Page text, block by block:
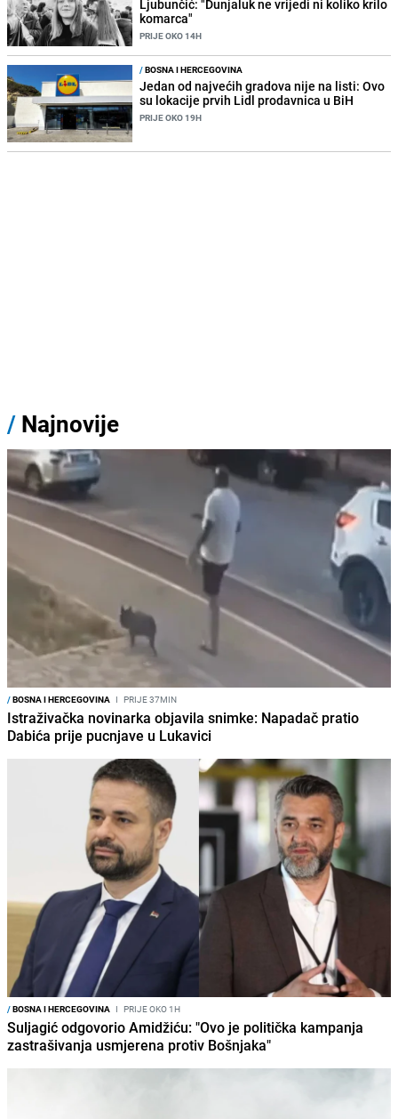
Ljubunčić: "Dunjaluk ne vrijedi ni koliko krilo
komarca"
PRIJE OKO 14H
/BOSNA I HERCEGOVINA
Jedan od najvećih gradova nije na listi: Ovo
su lokacije prvih Lidl prodavnica u BiH
PRIJE OKO 19H
/ Najnovije
/BOSNA I HERCEGOVINA I PRIJE 37MIN
Istraživačka novinarka objavila snimke: Napadač pratio
Dabića prije pucnjave u Lukavici
/BOSNA I HERCEGOVINA I PRIJE OKO 1H
Suljagić odgovorio Amidžiću: "Ovo je politička kampanja
zastrašivanja usmjerena protiv Bošnjaka"